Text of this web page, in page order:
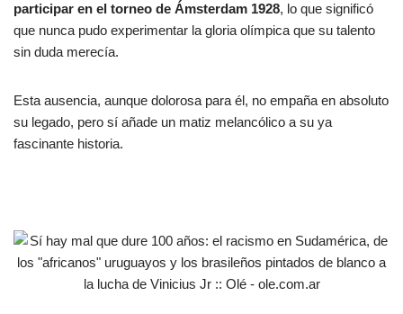
participar en el torneo de Ámsterdam 1928, lo que significó
que nunca pudo experimentar la gloria olímpica que su talento
sin duda merecía.
Esta ausencia, aunque dolorosa para él, no empaña en absoluto
su legado, pero sí añade un matiz melancólico a su ya
fascinante historia.